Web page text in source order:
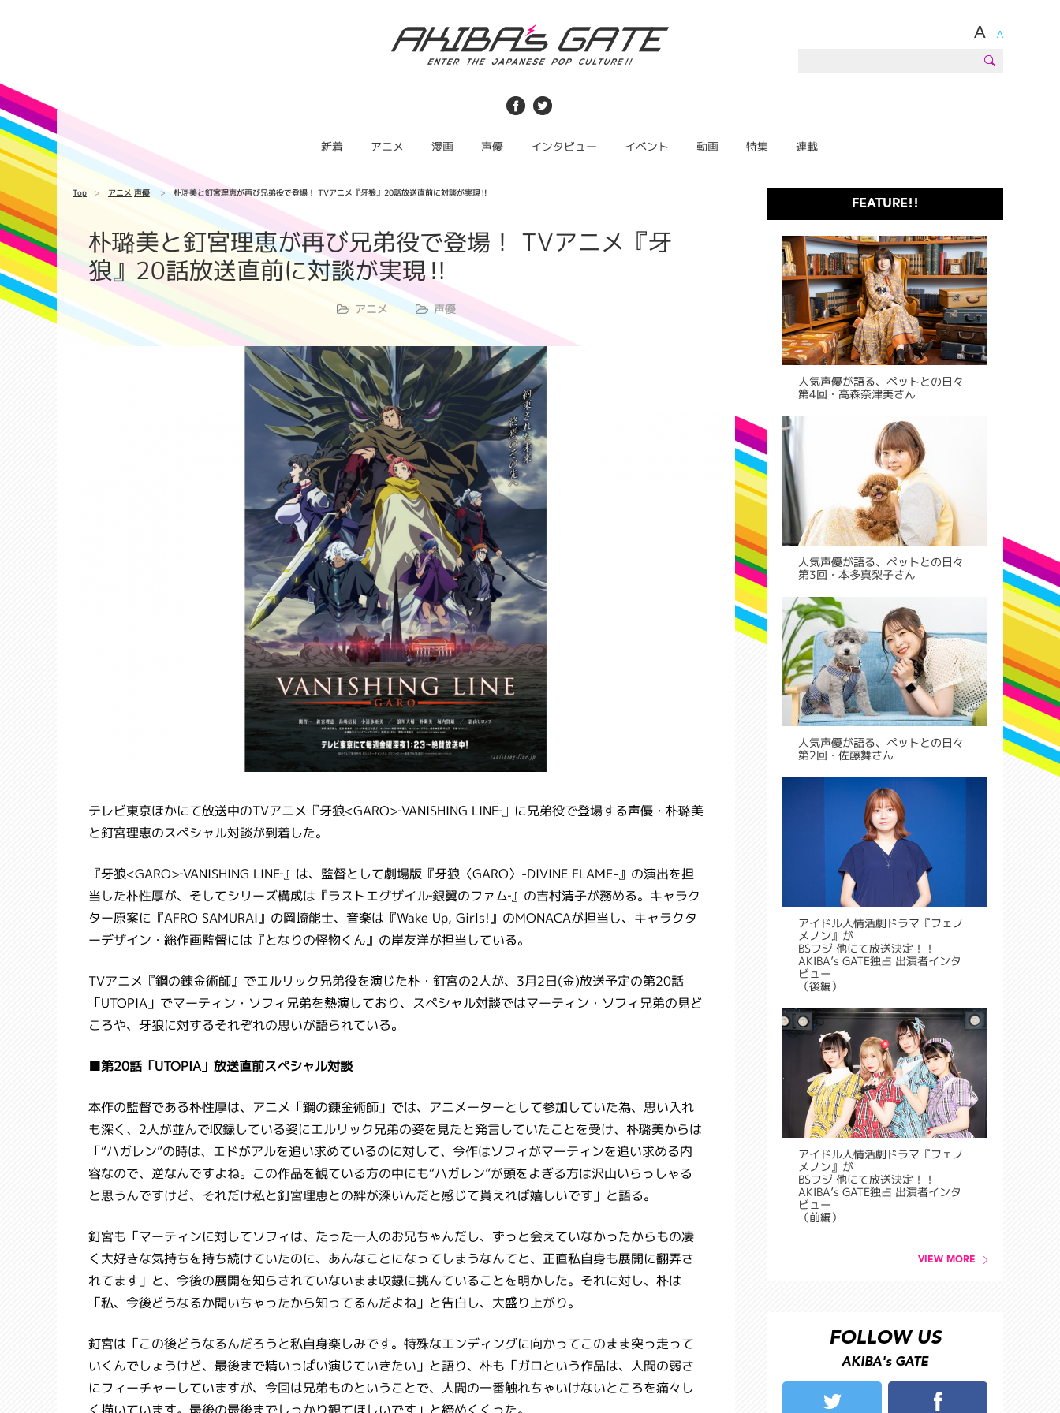
A A
新着 アニメ 漫画 声優 インタビュー イベント 動画 特集 連載
FEATURE!!
人気声優が語る、ペットとの日々
第4回・高森奈津美さん
人気声優が語る、ペットとの日々
第3回・本多真梨子さん
人気声優が語る、ペットとの日々
第2回・佐藤舞さん
アイドル人情活劇ドラマ『フェノ
メノン』が
BSフジ 他にて放送決定！！
AKIBA’s GATE独占 出演者インタ
ビュー
（後編）
アイドル人情活劇ドラマ『フェノ
メノン』が
BSフジ 他にて放送決定！！
AKIBA’s GATE独占 出演者インタ
ビュー
（前編）
VIEW MORE
FOLLOW US
AKIBA's GATE
Top アニメ 声優 朴璐美と釘宮理恵が再び兄弟役で登場！ TVアニメ『牙狼』20話放送直前に対談が実現‼
朴璐美と釘宮理恵が再び兄弟役で登場！ TVアニメ『牙
狼』20話放送直前に対談が実現‼
アニメ 声優
テレビ東京ほかにて放送中のTVアニメ『牙狼<GARO>‐VANISHING LINE‐』に兄弟役で登場する声優・朴璐美
と釘宮理恵のスペシャル対談が到着した。
『牙狼<GARO>‐VANISHING LINE‐』は、監督として劇場版『牙狼〈GARO〉-DIVINE FLAME-』の演出を担
当した朴性厚が、そしてシリーズ構成は『ラストエグザイル‐銀翼のファム‐』の吉村清子が務める。キャラク
ター原案に『AFRO SAMURAI』の岡崎能士、音楽は『Wake Up, Girls!』のMONACAが担当し、キャラクタ
ーデザイン・総作画監督には『となりの怪物くん』の岸友洋が担当している。
TVアニメ『鋼の錬金術師』でエルリック兄弟役を演じた朴・釘宮の2人が、3月2日(金)放送予定の第20話
「UTOPIA」でマーティン・ソフィ兄弟を熱演しており、スペシャル対談ではマーティン・ソフィ兄弟の見ど
ころや、牙狼に対するそれぞれの思いが語られている。
■第20話「UTOPIA」放送直前スペシャル対談
本作の監督である朴性厚は、アニメ「鋼の錬金術師」では、アニメーターとして参加していた為、思い入れ
も深く、2人が並んで収録している姿にエルリック兄弟の姿を見たと発言していたことを受け、朴璐美からは
「“ハガレン”の時は、エドがアルを追い求めているのに対して、今作はソフィがマーティンを追い求める内
容なので、逆なんですよね。この作品を観ている方の中にも“ハガレン”が頭をよぎる方は沢山いらっしゃる
と思うんですけど、それだけ私と釘宮理恵との絆が深いんだと感じて貰えれば嬉しいです」と語る。
釘宮も「マーティンに対してソフィは、たった一人のお兄ちゃんだし、ずっと会えていなかったからもの凄
く大好きな気持ちを持ち続けていたのに、あんなことになってしまうなんてと、正直私自身も展開に翻弄さ
れてます」と、今後の展開を知らされていないまま収録に挑んていることを明かした。それに対し、朴は
「私、今後どうなるか聞いちゃったから知ってるんだよね」と告白し、大盛り上がり。
釘宮は「この後どうなるんだろうと私自身楽しみです。特殊なエンディングに向かってこのまま突っ走って
いくんでしょうけど、最後まで精いっぱい演じていきたい」と語り、朴も「ガロという作品は、人間の弱さ
にフィーチャーしていますが、今回は兄弟ものということで、人間の一番触れちゃいけないところを痛々し